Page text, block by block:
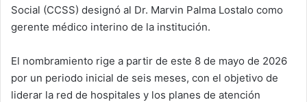
Social (CCSS) designó al Dr. Marvin Palma Lostalo como
gerente médico interino de la institución.
El nombramiento rige a partir de este 8 de mayo de 2026
por un periodo inicial de seis meses, con el objetivo de
liderar la red de hospitales y los planes de atención